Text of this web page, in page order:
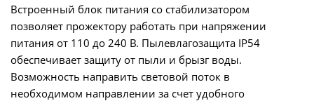
Встроенный блок питания со стабилизатором
позволяет прожектору работать при напряжении
питания от 110 до 240 В. Пылевлагозащита IP54
обеспечивает защиту от пыли и брызг воды.
Возможность направить световой поток в
необходимом направлении за счет удобного